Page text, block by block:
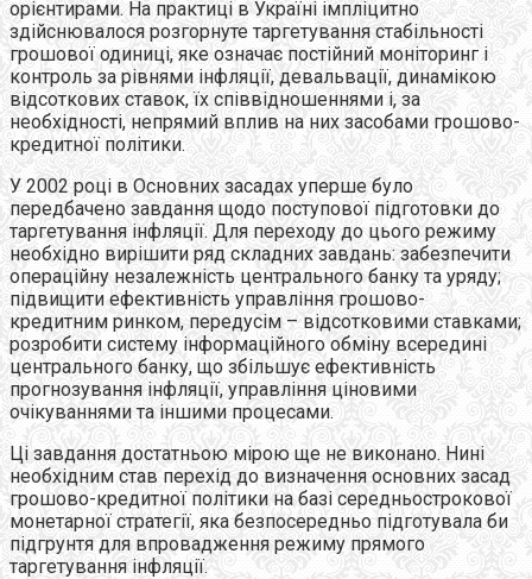
орієнтирами. На практиці в Україні імпліцитно
здійснювалося розгорнуте таргетування стабільності
грошової одиниці, яке означає постійний моніторинг і
контроль за рівнями інфляції, девальвації, динамікою
відсоткових ставок, їх співвідношеннями і, за
необхідності, непрямий вплив на них засобами грошово-
кредитної політики.
У 2002 році в Основних засадах уперше було
передбачено завдання щодо поступової підготовки до
таргетування інфляції. Для переходу до цього режиму
необхідно вирішити ряд складних завдань: забезпечити
операційну незалежність центрального банку та уряду;
підвищити ефективність управління грошово-
кредитним ринком, передусім – відсотковими ставками;
розробити систему інформаційного обміну всередині
центрального банку, що збільшує ефективність
прогнозування інфляції, управління ціновими
очікуваннями та іншими процесами.
Ці завдання достатньою мірою ще не виконано. Нині
необхідним став перехід до визначення основних засад
грошово-кредитної політики на базі середньострокової
монетарної стратегії, яка безпосередньо підготувала би
підгрунтя для впровадження режиму прямого
таргетування інфляції.